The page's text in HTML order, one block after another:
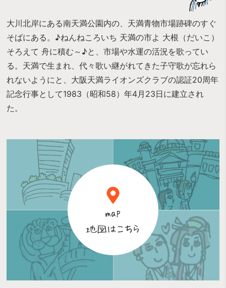
大川北岸にある南天満公園内の、天満青物市場跡碑のすぐ
そばにある。♪ねんねころいち 天満の市よ 大根（だいこ）
そろえて 舟に積む～♪と、市場や水運の活況を歌ってい
る。天満で生まれ、代々歌い継がれてきた子守歌が忘れら
れないようにと、大阪天満ライオンズクラブの認証20周年
記念行事として1983（昭和58）年4月23日に建立され
た。